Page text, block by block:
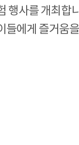
행사를 개최합
들에게 즐거움